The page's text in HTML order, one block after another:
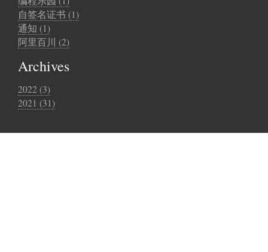
自签名证书 (1)
通知 (1)
阿里百川 (2)
Archives
2022 (3)
2021 (31)